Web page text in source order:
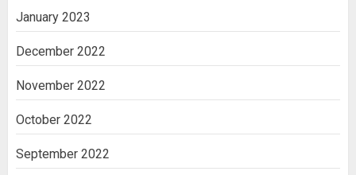
January 2023
December 2022
November 2022
October 2022
September 2022